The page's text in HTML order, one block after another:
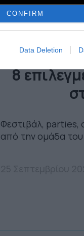
CONFIRM
Data Deletion
8
Φεστιβάλ, parties,
από την ομάδα